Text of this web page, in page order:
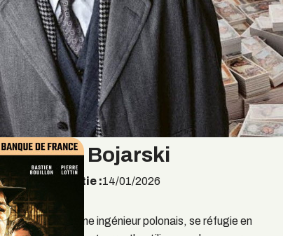
L’Affaire Bojarski
Date de sortie 14/01/2026
Jan Bojarski, jeune ingénieur polonais, se réfugie en